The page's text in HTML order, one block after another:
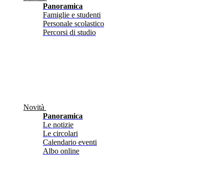
Panoramica
Famiglie e studenti
Personale scolastico
Percorsi di studio
Novità
Panoramica
Le notizie
Le circolari
Calendario eventi
Albo online